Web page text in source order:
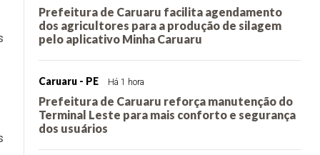
Prefeitura de Caruaru facilita agendamento
dos agricultores para a produção de silagem
pelo aplicativo Minha Caruaru
Caruaru - PE Há 1 hora
Prefeitura de Caruaru reforça manutenção do
Terminal Leste para mais conforto e segurança
dos usuários